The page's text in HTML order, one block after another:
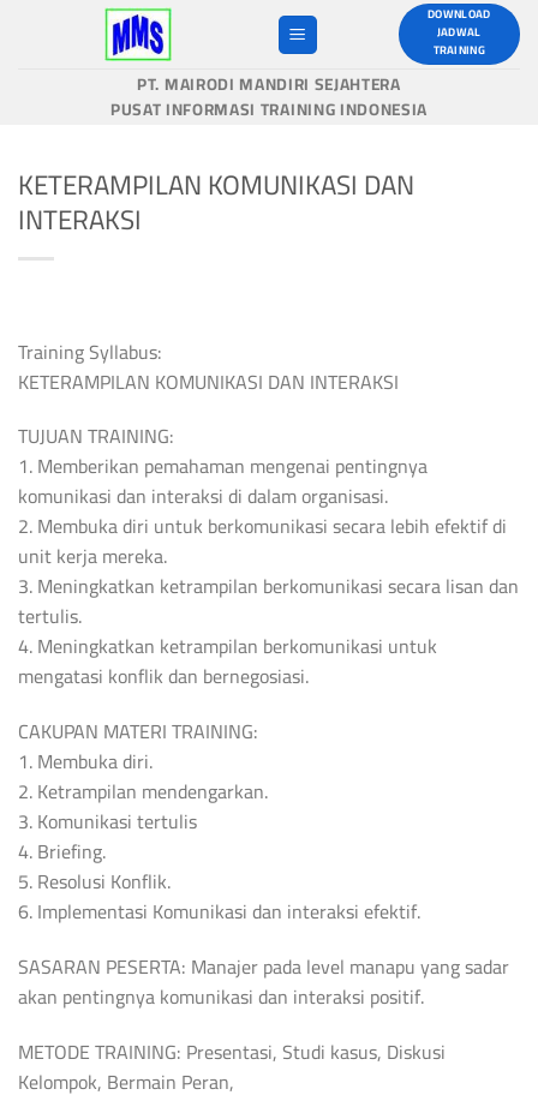
DOWNLOAD
JADWAL
TRAINING
PT. MAIRODI MANDIRI SEJAHTERA
PUSAT INFORMASI TRAINING INDONESIA
KETERAMPILAN KOMUNIKASI DAN
INTERAKSI
Training Syllabus:
KETERAMPILAN KOMUNIKASI DAN INTERAKSI
TUJUAN TRAINING:
1. Memberikan pemahaman mengenai pentingnya
komunikasi dan interaksi di dalam organisasi.
2. Membuka diri untuk berkomunikasi secara lebih efektif di
unit kerja mereka.
3. Meningkatkan ketrampilan berkomunikasi secara lisan dan
tertulis.
4. Meningkatkan ketrampilan berkomunikasi untuk
mengatasi konflik dan bernegosiasi.
CAKUPAN MATERI TRAINING:
1. Membuka diri.
2. Ketrampilan mendengarkan.
3. Komunikasi tertulis
4. Briefing.
5. Resolusi Konflik.
6. Implementasi Komunikasi dan interaksi efektif.
SASARAN PESERTA: Manajer pada level manapu yang sadar
akan pentingnya komunikasi dan interaksi positif.
METODE TRAINING: Presentasi, Studi kasus, Diskusi
Kelompok, Bermain Peran,